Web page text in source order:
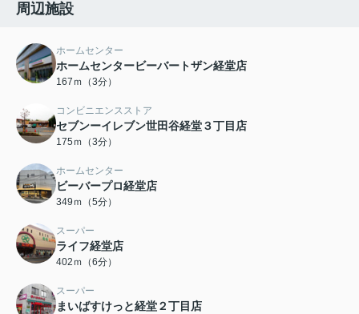
周辺施設
ホームセンター
ホームセンタービーバートザン経堂店
167ｍ（3分）
コンビニエンスストア
セブンーイレブン世田谷経堂３丁目店
175ｍ（3分）
ホームセンター
ビーバープロ経堂店
349ｍ（5分）
スーパー
ライフ経堂店
402ｍ（6分）
スーパー
まいばすけっと経堂２丁目店